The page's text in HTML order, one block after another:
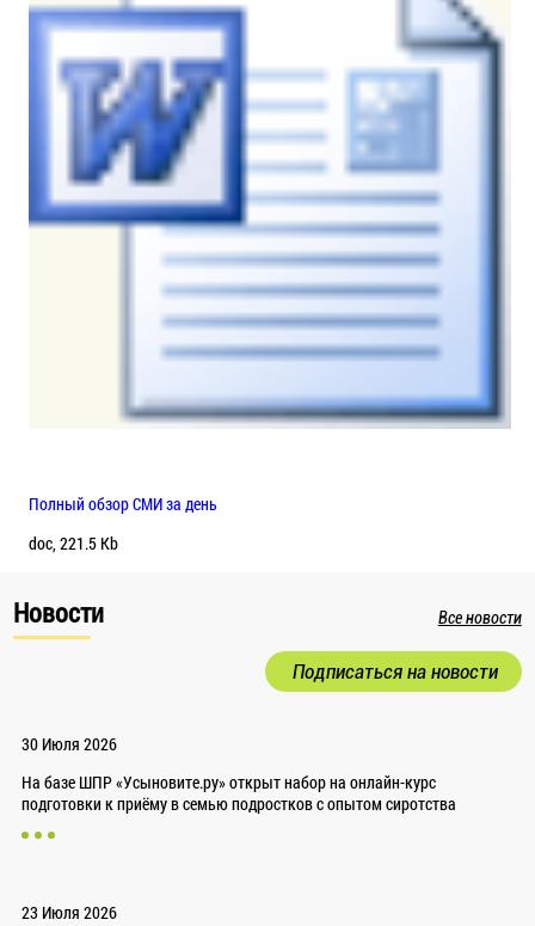
Полный обзор СМИ за день
doc, 221.5 Kb
Новости Все новости
Подписаться на новости
30 Июля 2026
На базе ШПР «Усыновите.ру» открыт набор на онлайн-курс
подготовки к приёму в семью подростков с опытом сиротства
23 Июля 2026